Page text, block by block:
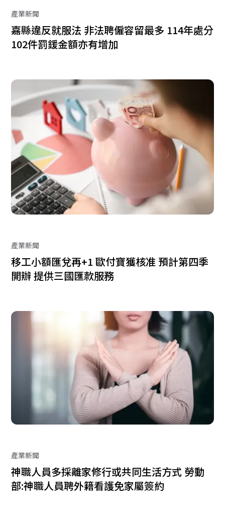
產業新聞
嘉縣違反就服法 非法聘僱容留最多 114年處分
102件罰鍰金額亦有增加
產業新聞
移工小額匯兌再+1 歐付寶獲核准 預計第四季
開辦 提供三國匯款服務
產業新聞
神職人員多採離家修行或共同生活方式 勞動
部:神職人員聘外籍看護免家屬簽約